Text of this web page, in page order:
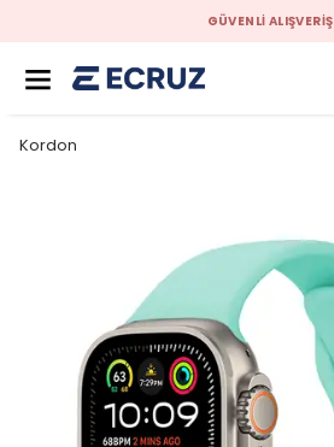
GÜVENLİ ALIŞVERİŞ
Kordon